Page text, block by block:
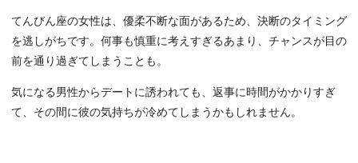
てんびん座の女性は、優柔不断な面があるため、決断のタイミング
を逃しがちです。何事も慎重に考えすぎるあまり、チャンスが目の
前を通り過ぎてしまうことも。
気になる男性からデートに誘われても、返事に時間がかかりすぎ
て、その間に彼の気持ちが冷めてしまうかもしれません。